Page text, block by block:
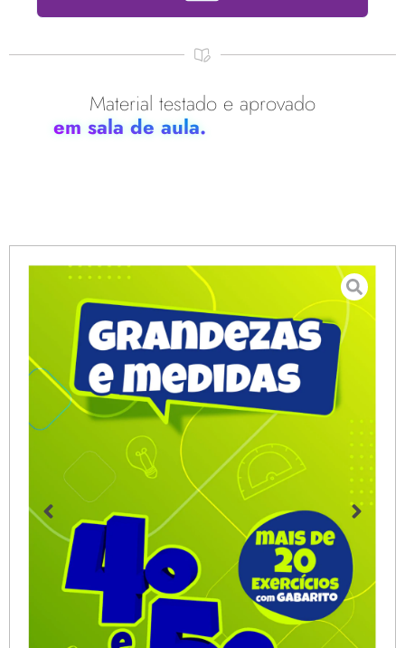
Material testado e aprovado
em sala de aula.